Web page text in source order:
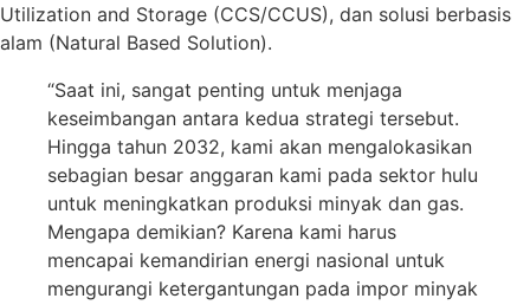
Utilization and Storage (CCS/CCUS), dan solusi berbasis
alam (Natural Based Solution).
“Saat ini, sangat penting untuk menjaga
keseimbangan antara kedua strategi tersebut.
Hingga tahun 2032, kami akan mengalokasikan
sebagian besar anggaran kami pada sektor hulu
untuk meningkatkan produksi minyak dan gas.
Mengapa demikian? Karena kami harus
mencapai kemandirian energi nasional untuk
mengurangi ketergantungan pada impor minyak